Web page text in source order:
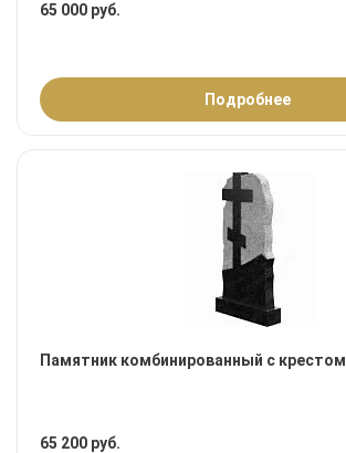
65 000 руб.
Подробнее
Памятник комбинированный с крестом
65 200 руб.